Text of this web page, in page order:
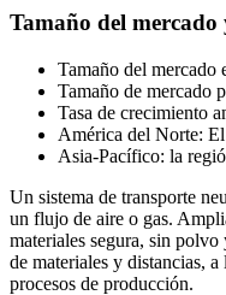
Tamaño del mercado
Tamaño del mercado
Tamaño de mercado
Tasa de crecimiento
América del Norte:
Asia-Pacífico: la
Un sistema de transporte
un flujo de aire o gas.
materiales segura, sin
de materiales y distancias,
procesos de producción.